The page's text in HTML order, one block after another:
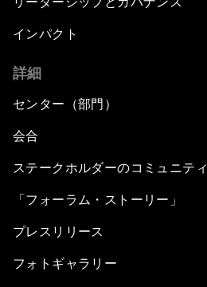
インパクト
詳細
センター（部門）
会合
ステークホルダーのコミュニティ
「フォーラム・ストーリー」
プレスリリース
フォトギャラリー